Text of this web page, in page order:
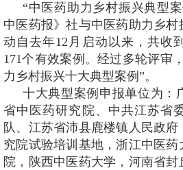
“中医药助力乡村振兴典型
中医药报》社与中医药助力乡
动自去年12月启动以来，共收
171个有效案例。经过多轮评审
力乡村振兴十大典型案例”。
十大典型案例申报单位为：
省中医药研究院、中共江苏省
队、江苏省沛县鹿楼镇人民政
究院试验培训基地，浙江中医
院，陕西中医药大学，河南省